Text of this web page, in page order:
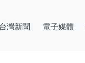
台灣新聞 電子媒體